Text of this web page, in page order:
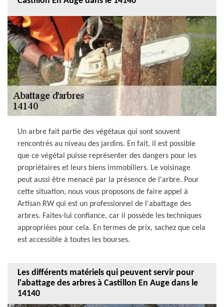
Un arbre fait partie des végétaux qui sont souvent
rencontrés au niveau des jardins. En fait, il est possible
que ce végétal puisse représenter des dangers pour les
propriétaires et leurs biens immobiliers. Le voisinage
peut aussi être menacé par la présence de l'arbre. Pour
cette situation, nous vous proposons de faire appel à
Artisan RW qui est un professionnel de l'abattage des
arbres. Faites-lui confiance, car il possède les techniques
appropriées pour cela. En termes de prix, sachez que cela
est accessible à toutes les bourses.
Les différents matériels qui peuvent servir pour
l'abattage des arbres à Castillon En Auge dans le
14140